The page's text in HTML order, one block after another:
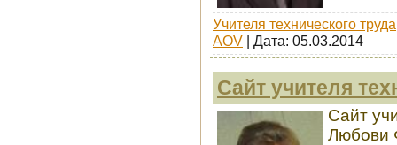
Учителя технического труда
AOV | Дата: 05.03.2014
Сайт учителя
Сайт
Любови